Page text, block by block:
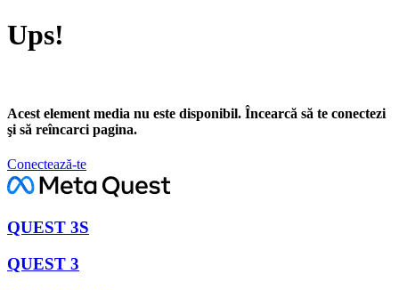
Ups!
Acest element media nu este disponibil. Încearcă să te conectezi
şi să reîncarci pagina.
Conectează-te
QUEST 3S
QUEST 3